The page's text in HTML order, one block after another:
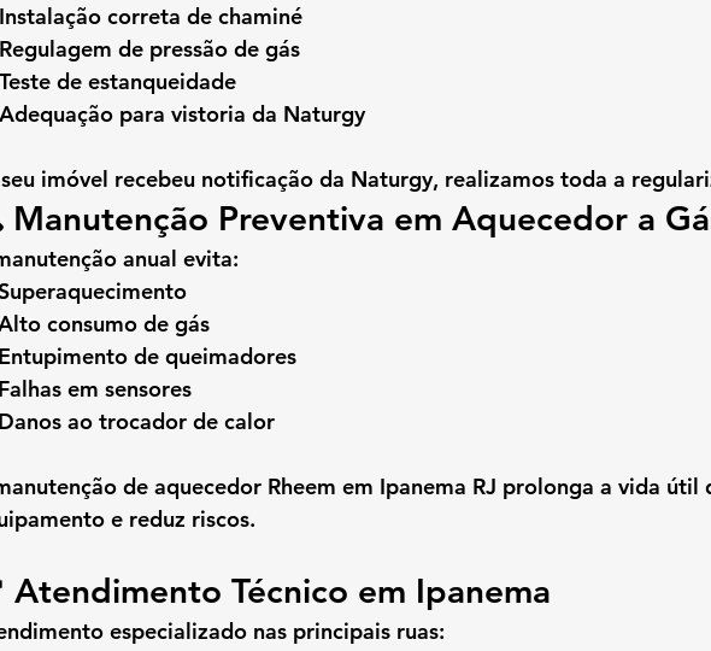
correta de chaminé
de pressão de gás
de estanqueidade
para vistoria da Naturgy
imóvel recebeu notificação da Naturgy, realizamos toda a
Manutenção Preventiva em Aquecedor a
anual evita:
consumo de gás
de queimadores
em sensores
ao trocador de calor
de aquecedor Rheem em Ipanema RJ prolonga a vida útil
e reduz riscos.
Atendimento Técnico em Ipanema
especializado nas principais ruas: